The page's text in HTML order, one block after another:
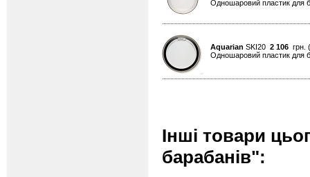
Одношаровий пластик для
Aquarian SKI20 2 106 грн.
Одношаровий пластик для
Інші товари
барабанів":